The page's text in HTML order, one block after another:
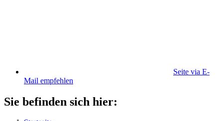
Seite via E-
Mail empfehlen
Sie befinden sich hier: